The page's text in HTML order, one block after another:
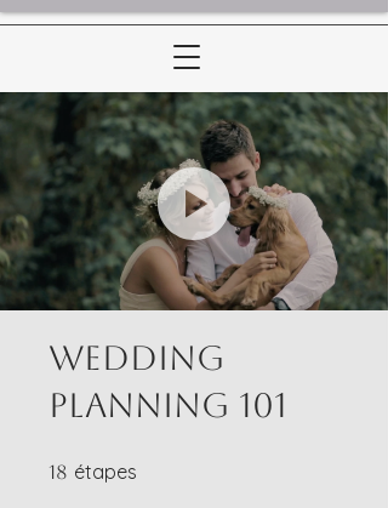
Wedding
Planning 101
18 étapes